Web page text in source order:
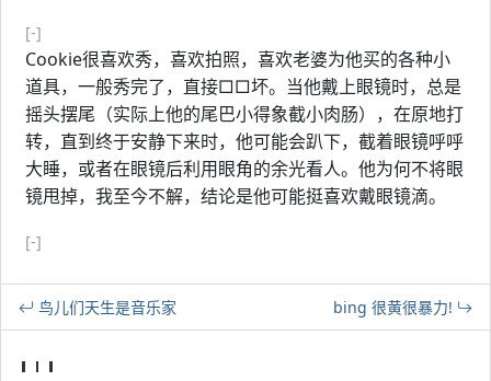
[-]
Cookie很喜欢秀，喜欢拍照，喜欢老婆为他买的各种小
道具，一般秀完了，直接□□坏。当他戴上眼镜时，总是
摇头摆尾（实际上他的尾巴小得象截小肉肠），在原地打
转，直到终于安静下来时，他可能会趴下，截着眼镜呼呼
大睡，或者在眼镜后利用眼角的余光看人。他为何不将眼
镜甩掉，我至今不解，结论是他可能挺喜欢戴眼镜滴。
[-]
鸟儿们天生是音乐家 bing 很黄很暴力!